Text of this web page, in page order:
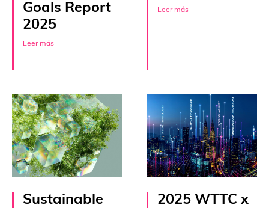
Goals Report
2025
Leer más
Leer más
Sustainable
2025 WTTC x